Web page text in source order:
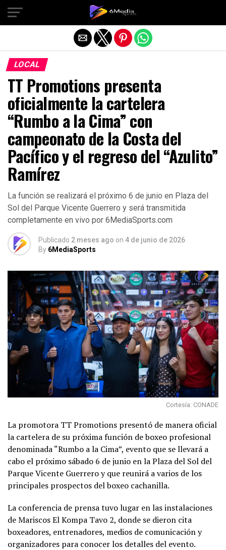
LOCAL
TT Promotions presenta
oficialmente la cartelera
“Rumbo a la Cima” con
campeonato de la Costa del
Pacífico y el regreso del “Azulito”
Ramírez
La función se realizará el próximo 6 de junio en Plaza del
Sol del Parque Vicente Guerrero y será transmitida
completamente en vivo por 6MediaSports.com
Publicado 2 meses ago on 4 de junio de 2026
By 6MediaSports
Cortesía: CONADE
La promotora TT Promotions presentó de manera oficial
la cartelera de su próxima función de boxeo profesional
denominada “Rumbo a la Cima”, evento que se llevará a
cabo el próximo sábado 6 de junio en la Plaza del Sol del
Parque Vicente Guerrero y que reunirá a varios de los
principales prospectos del boxeo cachanilla.
La conferencia de prensa tuvo lugar en las instalaciones
de Mariscos El Kompa Tavo 2, donde se dieron cita
boxeadores, entrenadores, medios de comunicación y
organizadores para conocer los detalles del evento.
Salir de la versión móvil